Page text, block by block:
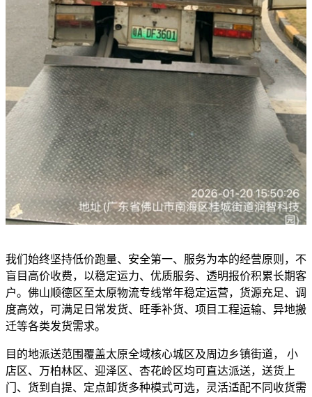
我们始终坚持低价跑量、安全第一、服务为本的经营原则，不
盲目高价收费，以稳定运力、优质服务、透明报价积累长期客
户。佛山顺德区至太原物流专线常年稳定运营，货源充足、调
度高效，可满足日常发货、旺季补货、项目工程运输、异地搬
迁等各类发货需求。
目的地派送范围覆盖太原全域核心城区及周边乡镇街道， 小
店区、万柏林区、迎泽区、杏花岭区均可直达派送，送货上
门、货到自提、定点卸货多种模式可选，灵活适配不同收货需